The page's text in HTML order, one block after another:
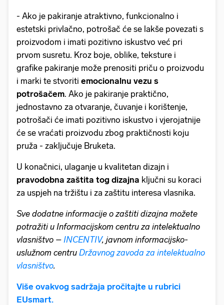
- Ako je pakiranje atraktivno, funkcionalno i
estetski privlačno, potrošač će se lakše povezati s
proizvodom i imati pozitivno iskustvo već pri
prvom susretu. Kroz boje, oblike, teksture i
grafike pakiranje može prenositi priču o proizvodu
i marki te stvoriti emocionalnu vezu s
potrošačem. Ako je pakiranje praktično,
jednostavno za otvaranje, čuvanje i korištenje,
potrošači će imati pozitivno iskustvo i vjerojatnije
će se vraćati proizvodu zbog praktičnosti koju
pruža - zaključuje Bruketa.
U konačnici, ulaganje u kvalitetan dizajn i
pravodobna zaštita tog dizajna ključni su koraci
za uspjeh na tržištu i za zaštitu interesa vlasnika.
Sve dodatne informacije o zaštiti dizajna možete
potražiti u Informacijskom centru za intelektualno
vlasništvo – INCENTIV, javnom informacijsko-
uslužnom centru Državnog zavoda za intelektualno
vlasništvo.
Više ovakvog sadržaja pročitajte u rubrici
EUsmart.